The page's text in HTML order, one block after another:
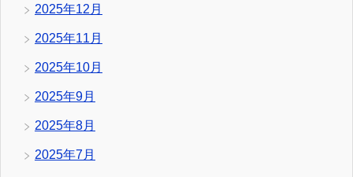
2025年12月
2025年11月
2025年10月
2025年9月
2025年8月
2025年7月